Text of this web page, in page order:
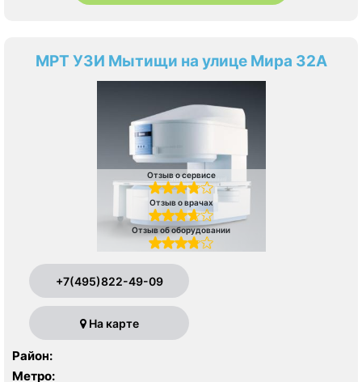
МРТ УЗИ Мытищи на улице Мира 32А
Отзыв о сервисе
Отзыв о врачах
Отзыв об оборудовании
+7(495)822-49-09
На карте
Район:
Метро: